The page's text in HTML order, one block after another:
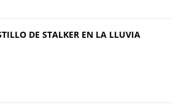
DE STALKER EN LA LLUVIA